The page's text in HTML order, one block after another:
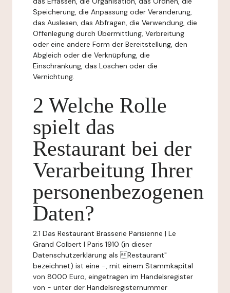
Speicherung, die Anpassung oder Veränderung,
das Auslesen, das Abfragen, die Verwendung, die
Offenlegung durch Übermittlung, Verbreitung
oder eine andere Form der Bereitstellung, den
Abgleich oder die Verknüpfung, die
Einschränkung, das Löschen oder die
Vernichtung.
2 Welche Rolle
spielt das
Restaurant bei der
Verarbeitung Ihrer
personenbezogenen
Daten?
2.1 Das Restaurant Brasserie Parisienne | Le
Grand Colbert | Paris 1910 (in dieser
Datenschutzerklärung als Restaurant"
bezeichnet) ist eine -, mit einem Stammkapital
von 8000 Euro, eingetragen im Handelsregister
von - unter der Handelsregisternummer